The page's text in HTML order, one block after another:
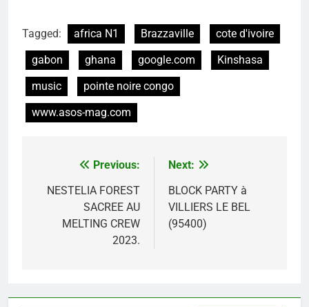
Tagged: africa N1 Brazzaville
cote d'ivoire
gabon
ghana google.com
Kinshasa
music
pointe noire congo
www.asos-mag.com
Navigation
de
l’article
Previous:
NESTELIA FOREST
SACREE AU
MELTING CREW
2023.
Next:
BLOCK PARTY à
VILLIERS LE BEL
(95400)